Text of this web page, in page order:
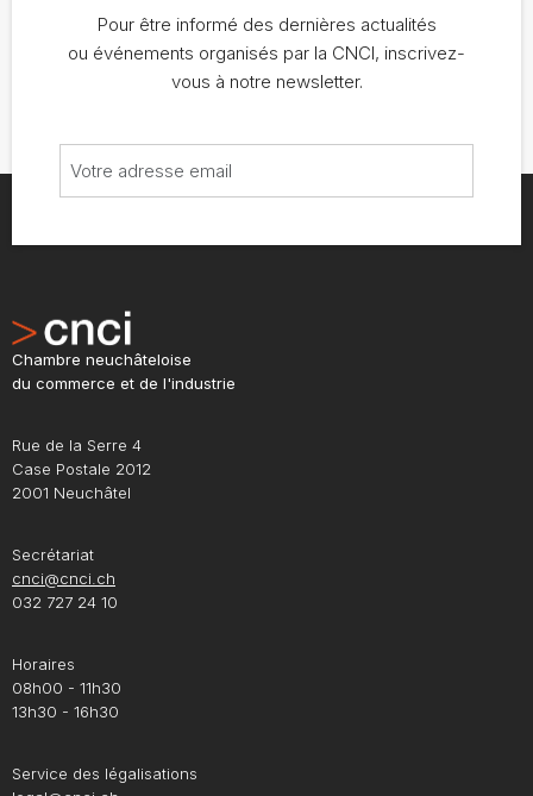
Pour être informé des dernières actualités
ou événements organisés par la CNCI, inscrivez-
vous à notre newsletter.
Chambre neuchâteloise
du commerce et de l'industrie
Rue de la Serre 4
Case Postale 2012
2001 Neuchâtel
Secrétariat
cnci@cnci.ch
032 727 24 10
Horaires
08h00 - 11h30
13h30 - 16h30
Service des légalisations